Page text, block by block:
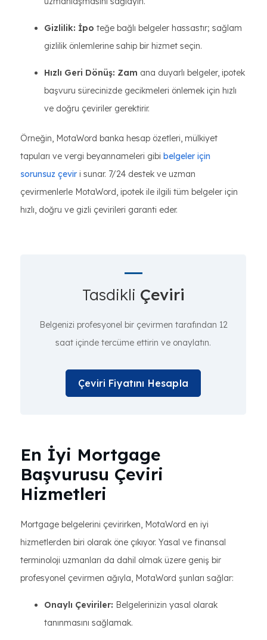
Gizlilik: İpo teğe bağlı belgeler hassastır; sağlam
gizlilik önlemlerine sahip bir hizmet seçin.
Hızlı Geri Dönüş: Zam ana duyarlı belgeler, ipotek
başvuru sürecinizde gecikmeleri önlemek için hızlı
ve doğru çeviriler gerektirir.
Örneğin, MotaWord banka hesap özetleri, mülkiyet
tapuları ve vergi beyannameleri gibi belgeler için
sorunsuz çevir i sunar. 7/24 destek ve uzman
çevirmenlerle MotaWord, ipotek ile ilgili tüm belgeler için
hızlı, doğru ve gizli çevirileri garanti eder.
Tasdikli Çeviri
Belgenizi profesyonel bir çevirmen tarafından 12
saat içinde tercüme ettirin ve onaylatın.
Çeviri Fiyatını Hesapla
En İyi Mortgage
Başvurusu Çeviri
Hizmetleri
Mortgage belgelerini çevirirken, MotaWord en iyi
hizmetlerden biri olarak öne çıkıyor. Yasal ve finansal
terminoloji uzmanları da dahil olmak üzere geniş bir
profesyonel çevirmen ağıyla, MotaWord şunları sağlar:
Onaylı Çeviriler: Belgelerinizin yasal olarak
tanınmasını sağlamak.